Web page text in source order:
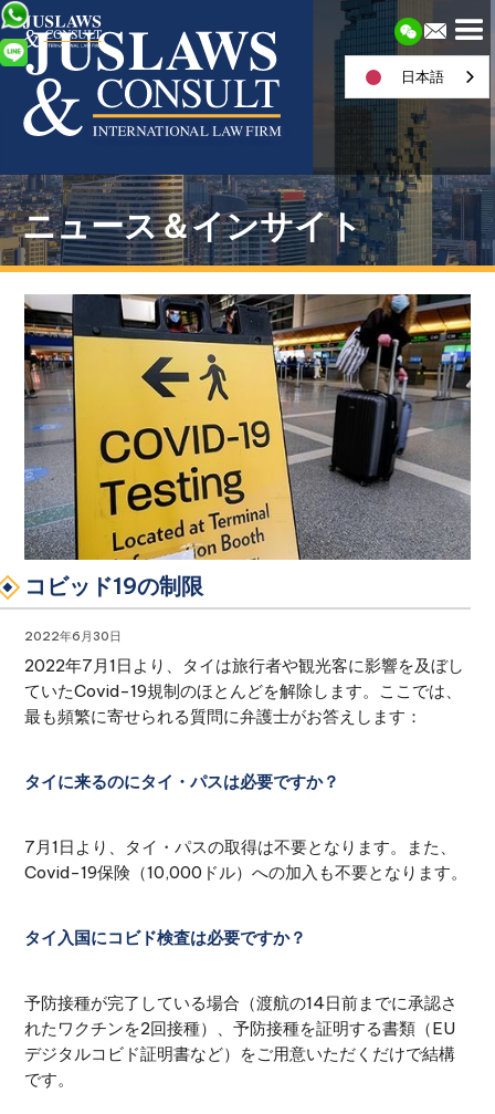
ニュース＆インサイト
コビッド19の制限
2022年6月30日
2022年7月1日より、タイは旅行者や観光客に影響を及ぼし
ていたCovid-19規制のほとんどを解除します。ここでは、
最も頻繁に寄せられる質問に弁護士がお答えします：
タイに来るのにタイ・パスは必要ですか？
7月1日より、タイ・パスの取得は不要となります。また、
Covid-19保険（10,000ドル）への加入も不要となります。
タイ入国にコビド検査は必要ですか？
予防接種が完了している場合（渡航の14日前までに承認さ
れたワクチンを2回接種）、予防接種を証明する書類（EU
デジタルコビド証明書など）をご用意いただくだけで結構
です。
日本語